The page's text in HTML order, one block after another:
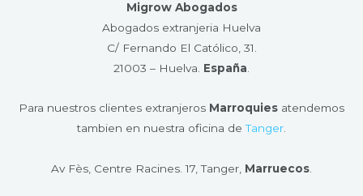
Migrow Abogados
Abogados extranjeria Huelva
C/ Fernando El Católico, 31.
21003 – Huelva​. España.
Para nuestros clientes extranjeros Marroquies atendemos
tambien en nuestra oficina deTanger.
Av Fès, Centre Racines. 17, Tanger, Marruecos.